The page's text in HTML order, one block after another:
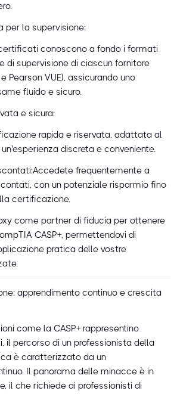
per la supervisione:
conoscono a fondo i formati
di supervisione di ciascun fornitore
Pearson VUE), assicurando uno
fluido e sicuro.
e sicura:
rapida e riservata, adattata al
discreta e conveniente.
frequentemente a
con un potenziale risparmio fino
certificazione.
come partner di fiducia per ottenere
CASP+, permettendovi di
pratica delle vostre
apprendimento continuo e crescita
come la CASP+ rappresentino
il percorso di un professionista della
è caratterizzato da un
Il panorama delle minacce è in
il che richiede ai professionisti di